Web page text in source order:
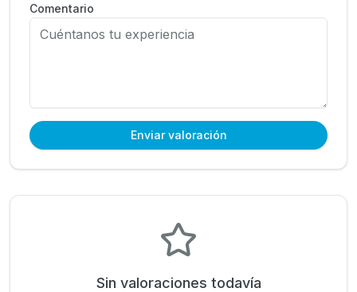
Comentario
Enviar valoración
Sin valoraciones todavía